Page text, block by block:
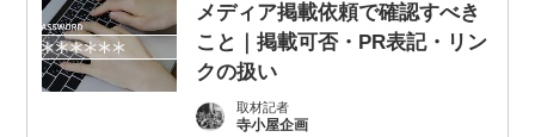
メディア掲載依頼で確認すべき
こと｜掲載可否・PR表記・リン
クの扱い
取材記者
寺小屋企画